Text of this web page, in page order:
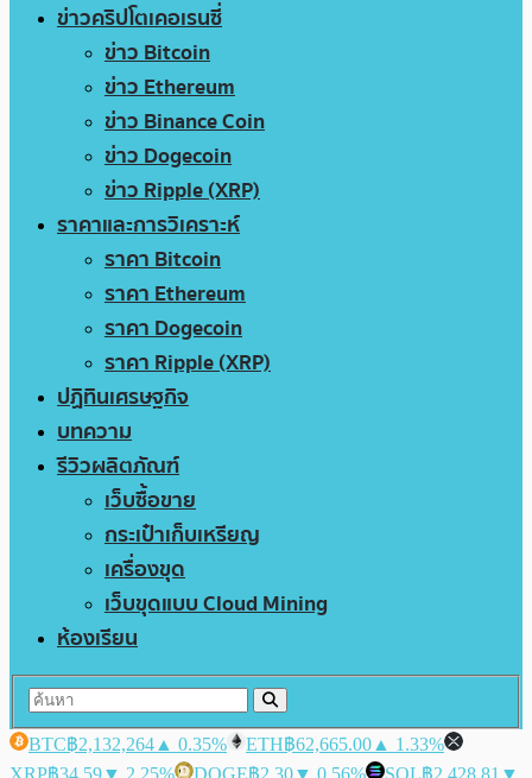
ข่าวคริปโตเคอเรนซี่
ข่าว Bitcoin
ข่าว Ethereum
ข่าว Binance Coin
ข่าว Dogecoin
ข่าว Ripple (XRP)
ราคาและการวิเคราะห์
ราคา Bitcoin
ราคา Ethereum
ราคา Dogecoin
ราคา Ripple (XRP)
ปฏิทินเศรษฐกิจ
บทความ
รีวิวผลิตภัณฑ์
เว็บซื้อขาย
กระเป๋าเก็บเหรียญ
เครื่องขุด
เว็บขุดแบบ Cloud Mining
ห้องเรียน
BTC฿2,132,264 ▲ 0.35% ETH฿62,665.00 ▲ 1.33%
XRP฿34.59▼ 2.25% DOGE฿2.30▼ 0.56% SOL฿2,428.81 ▼